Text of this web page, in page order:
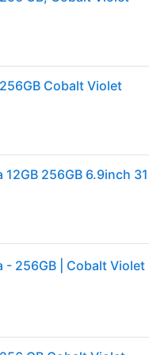
Cobalt Violet
- 256GB | Cobalt Violet